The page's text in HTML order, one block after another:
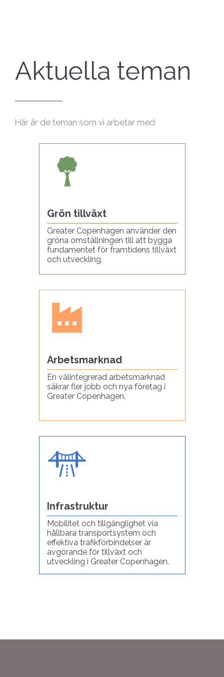
Aktuella teman
Här är de teman som vi arbetar med.
Grön tillväxt
Greater Copenhagen använder den
gröna omställningen till att bygga
fundamentet för framtidens tillväxt
och utveckling.
Arbetsmarknad
En välintegrerad arbetsmarknad
säkrar fler jobb och nya företag i
Greater Copenhagen.
Infrastruktur
Mobilitet och tillgänglighet via
hållbara transportsystem och
effektiva trafikförbindelser är
avgörande för tillväxt och
utveckling i Greater Copenhagen.